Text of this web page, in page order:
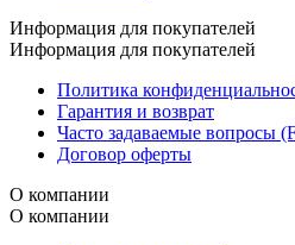
Информация для покупателей
Информация для покупателей
Политика
Гарантия и возврат
Часто задаваемые вопросы
Договор оферты
О компании
О компании